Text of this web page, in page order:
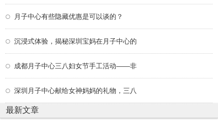
月子中心有些隐藏优惠是可以谈的？
沉浸式体验，揭秘深圳宝妈在月子中心的
成都月子中心三八妇女节手工活动——非
深圳月子中心献给女神妈妈的礼物，三八
最新文章